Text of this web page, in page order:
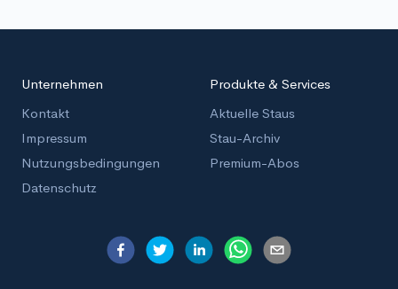
Unternehmen
Kontakt
Impressum
Nutzungsbedingungen
Datenschutz
Produkte & Services
Aktuelle Staus
Stau-Archiv
Premium-Abos